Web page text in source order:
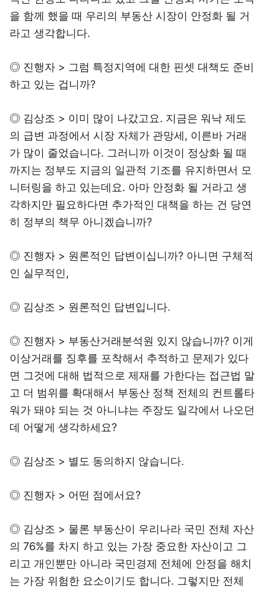
을 함께 했을 때 우리의 부동산 시장이 안정화 될 거
라고 생각합니다.
◎ 진행자 > 그럼 특정지역에 대한 핀셋 대책도 준비
하고 있는 겁니까?
◎ 김상조 > 이미 많이 나갔고요. 지금은 워낙 제도
의 급변 과정에서 시장 자체가 관망세, 이른바 거래
가 많이 줄었습니다. 그러니까 이것이 정상화 될 때
까지는 정부도 지금의 일관적 기조를 유지하면서 모
니터링을 하고 있는데요. 아마 안정화 될 거라고 생
각하지만 필요하다면 추가적인 대책을 하는 건 당연
히 정부의 책무 아니겠습니까?
◎ 진행자 > 원론적인 답변이십니까? 아니면 구체적
인 실무적인,
◎ 김상조 > 원론적인 답변입니다.
◎ 진행자 > 부동산거래분석원 있지 않습니까? 이게
이상거래를 징후를 포착해서 추적하고 문제가 있다
면 그것에 대해 법적으로 제재를 가한다는 접근법 말
고 더 범위를 확대해서 부동산 정책 전체의 컨트롤타
워가 돼야 되는 것 아니냐는 주장도 일각에서 나오던
데 어떻게 생각하세요?
◎ 김상조 > 별도 동의하지 않습니다.
◎ 진행자 > 어떤 점에서요?
◎ 김상조 > 물론 부동산이 우리나라 국민 전체 자산
의 76%를 차지 하고 있는 가장 중요한 자산이고 그
리고 개인뿐만 아니라 국민경제 전체에 안정을 해치
는 가장 위험한 요소이기도 합니다. 그렇지만 전체